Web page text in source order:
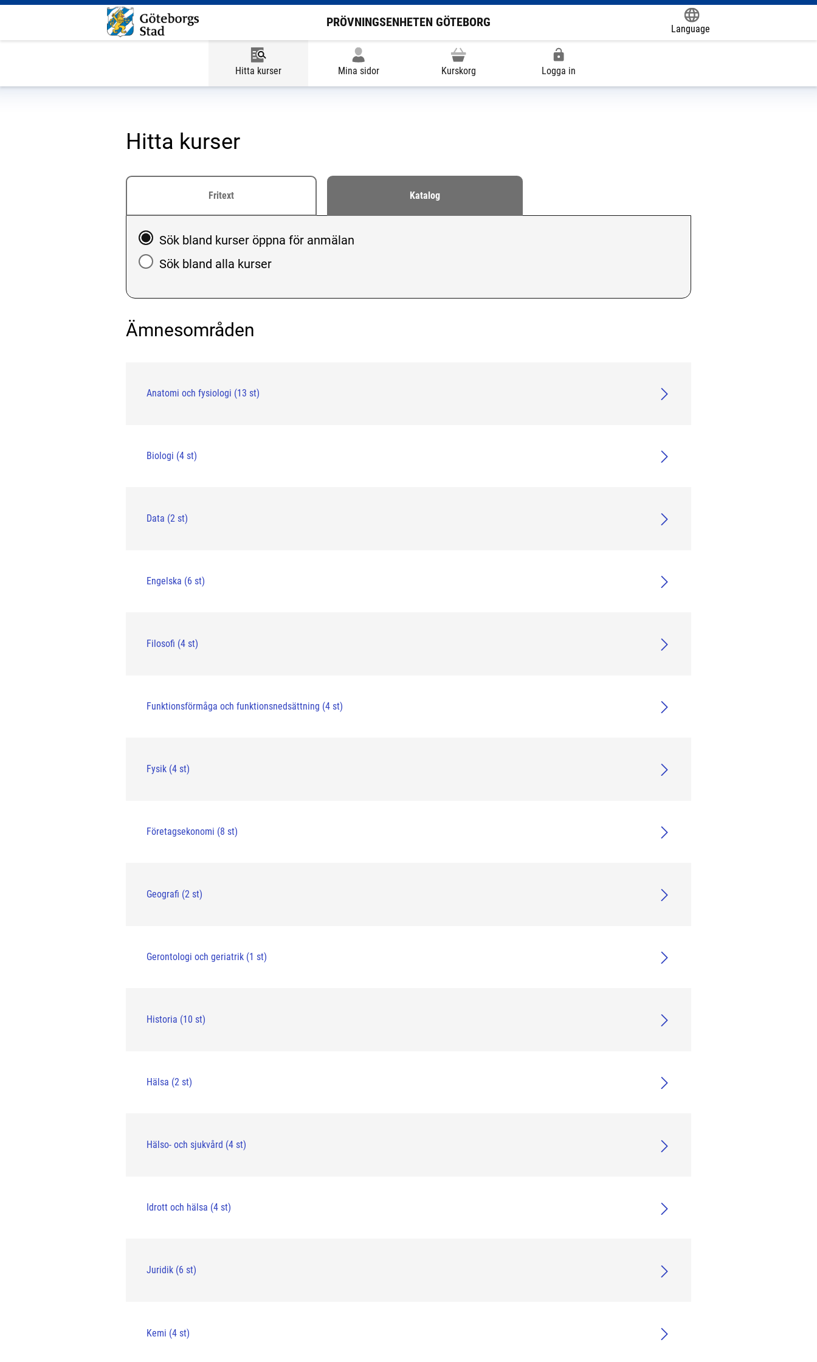
PRÖVNINGSENHETEN GÖTEBORG
Language
Hitta kurser Mina sidor Kurskorg Logga in
Hitta kurser
Fritext Katalog
Välj att söka blandkurser öppna för ansökan eller hela utbudet
Sök bland kurser öppna för anmälan
Sök bland alla kurser
Ämnesområden
Anatomi och fysiologi (13 st)
Biologi (4 st)
Data (2 st)
Engelska (6 st)
Filosofi (4 st)
Funktionsförmåga och funktionsnedsättning (4 st)
Fysik (4 st)
Företagsekonomi (8 st)
Geografi (2 st)
Gerontologi och geriatrik (1 st)
Historia (10 st)
Hälsa (2 st)
Hälso- och sjukvård (4 st)
Idrott och hälsa (4 st)
Juridik (6 st)
Kemi (4 st)